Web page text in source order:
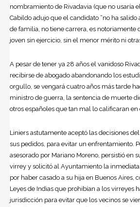
nombramiento de Rivadavia (que no usaría
Cabildo adujo que el candidato “no ha salido
de familia, no tiene carrera, es notoriamente
joven sin ejercicio, sin el menor mérito ni
A pesar de tener ya 28 años el vanidoso
recibirse de abogado abandonando los
orgullo, se vengará cuatro años más tarde
ministro de guerra, la sentencia de muerte
otros españoles que tan mal lo calificaran en
Liniers astutamente aceptó las decisiones
sus pedidos, para evitar un enfrentamiento.
asesorado por Mariano Moreno, persistió en
virrey y solicitó al Ayuntamiento la
por haber casado a su hija en Buenos Aires,
Leyes de Indias que prohibían a los virreyes
jurisdicción para evitar que los vecinos se